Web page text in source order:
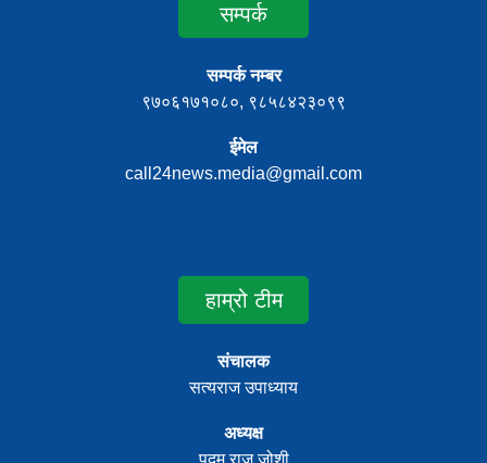
सम्पर्क
सम्पर्क नम्बर
९७०६१७१०८०, ९८५८४२३०९९
ईमेल
call24news.media@gmail.com
हाम्रो टीम
संचालक
सत्यराज उपाध्याय
अध्यक्ष
पदम राज जोशी